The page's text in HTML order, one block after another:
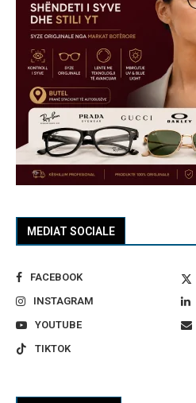
MEDIAT SOCIALE
FACEBOOK
INSTAGRAM
YOUTUBE
TIKTOK